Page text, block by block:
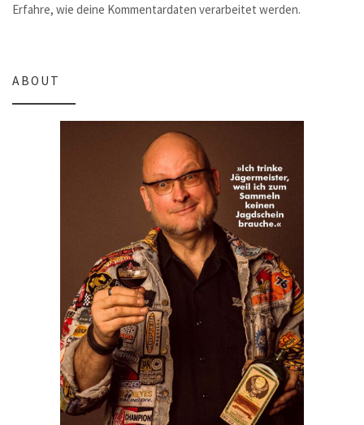
Erfahre, wie deine Kommentardaten verarbeitet werden.
ABOUT